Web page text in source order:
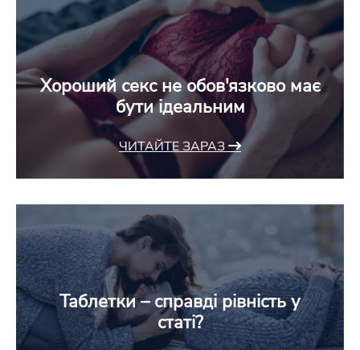
Хороший секс не обов'язково має
бути ідеальним
ЧИТАЙТЕ ЗАРАЗ
Таблетки – справді рівність у
статі?